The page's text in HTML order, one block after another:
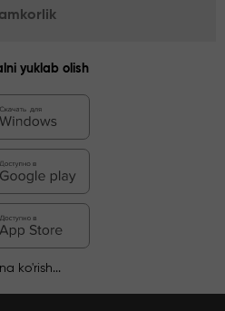
yuklab olish
ko'rish...